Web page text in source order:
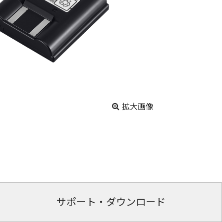
拡大画像
サポート・ダウンロード